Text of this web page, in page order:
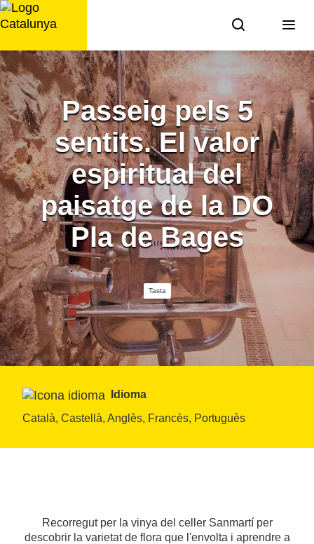
Saltar
al
Passeig pels 5
sentits. El valor
espiritual del
paisatge de la DO
Pla de Bages
Tasta
Idioma
Català, Castellà, Anglès, Francès, Portuguès
Recorregut per la vinya del celler Sanmartí per
descobrir la varietat de flora que l'envolta i aprendre a